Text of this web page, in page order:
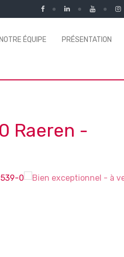
NOTRE ÉQUIPE PRÉSENTATION
Raeren -